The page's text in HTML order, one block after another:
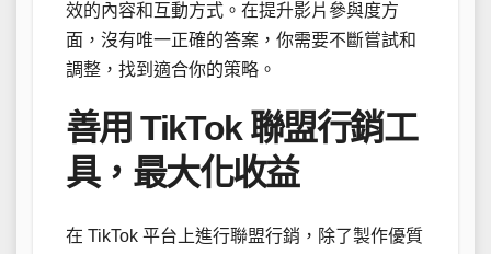
效的內容和互動方式。在提升影片參與度方
面，沒有唯一正確的答案，你需要不斷嘗試和
調整，找到適合你的策略。
善用 TikTok 聯盟行銷工
具，最大化收益
在 TikTok 平台上進行聯盟行銷，除了製作優質